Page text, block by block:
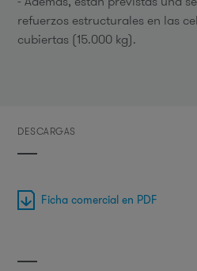
refuerzos estructurales en las
cubiertas (15.000 kg).
DESCARGAS
Ficha comercial en PDF